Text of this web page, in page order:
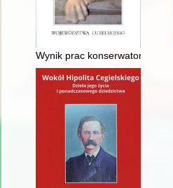
Wynik prac konserwatorskich